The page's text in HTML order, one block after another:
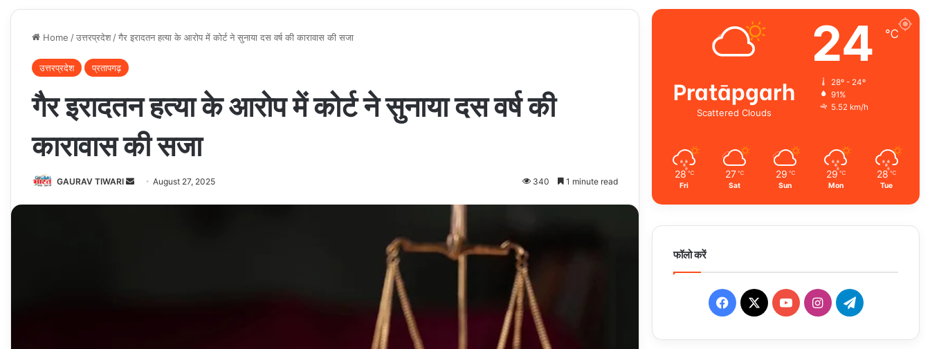
Home /उत्तरप्रदेश /गैर इरादतन हत्या के आरोप में कोर्ट ने सुनाया दस वर्ष की कारावास की सजा
उत्तरप्रदेश प्रतापगढ़
गैर इरादतन हत्या के आरोप में कोर्ट ने सुनाया दस वर्ष की
कारावास की सजा
GAURAV TIWARI
Send August 27, 2025 340 1 minute read
Pratāpgarh
Scattered Clouds
24 ℃
28º - 24º
91%
5.52 km/h
28 ℃
Fri
27 ℃
Sat
29 ℃
Sun
29 ℃
Mon
28 ℃
Tue
फॉलो करें
Facebook
X YouTubeInstagramTelegram